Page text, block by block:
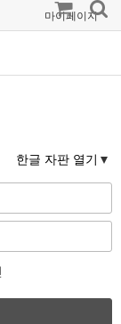
마이페이지
한글 자판 열기